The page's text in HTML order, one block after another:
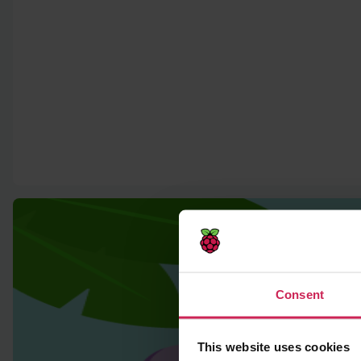
Consent
This website uses cookies